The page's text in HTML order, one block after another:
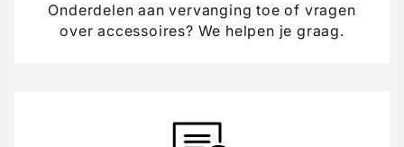
Onderdelen aan vervanging toe of vragen
over accessoires? We helpen je graag.